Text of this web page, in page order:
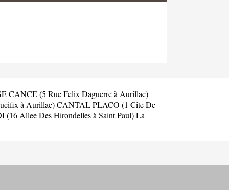
CANCE (5 Rue Felix Daguerre à Aurillac)
à Aurillac)CANTAL PLACO (1 Cite De
(16 Allee Des Hirondelles à Saint Paul)La